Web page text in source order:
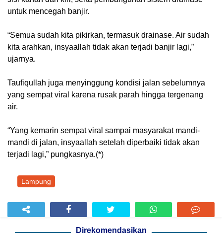
untuk mencegah banjir.
“Semua sudah kita pikirkan, termasuk drainase. Air sudah
kita arahkan, insyaallah tidak akan terjadi banjir lagi,”
ujarnya.
Taufiqullah juga menyinggung kondisi jalan sebelumnya
yang sempat viral karena rusak parah hingga tergenang
air.
“Yang kemarin sempat viral sampai masyarakat mandi-
mandi di jalan, insyaallah setelah diperbaiki tidak akan
terjadi lagi,” pungkasnya.(*)
Lampung
Direkomendasikan